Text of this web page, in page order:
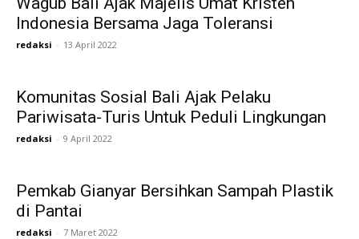
Indonesia Bersama Jaga Toleransi
redaksi - 13 April 2022
Komunitas Sosial Bali Ajak Pelaku
Pariwisata-Turis Untuk Peduli Lingkungan
redaksi - 9 April 2022
Pemkab Gianyar Bersihkan Sampah Plastik
di Pantai
redaksi - 7 Maret 2022